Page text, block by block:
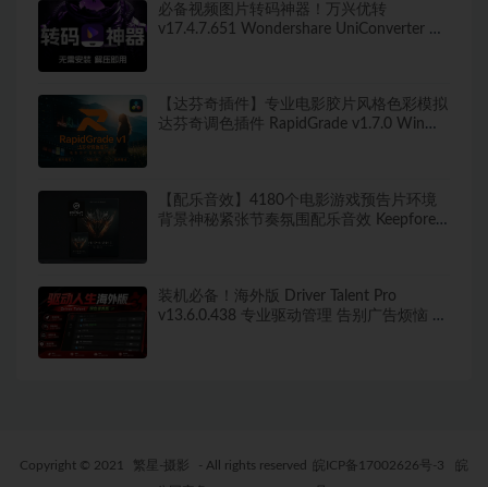
必备视频图片转码神器！万兴优转
v17.4.7.651 Wondershare UniConverter 便
【达芬奇插件】专业电影胶片风格色彩模拟
达芬奇调色插件 RapidGrade v1.7.0 Win汉
【配乐音效】4180个电影游戏预告片环境
背景神秘紧张节奏氛围配乐音效 Keepforest
装机必备！海外版 Driver Talent Pro
v13.6.0.438 专业驱动管理 告别广告烦恼 绿
Copyright © 2021 繁星-摄影 - All rights reserved 皖ICP备17002626号-3
皖